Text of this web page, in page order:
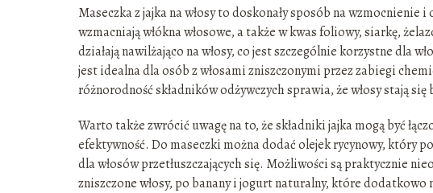
Maseczka z jajka na włosy to doskonały sposób na
wzmacniają włókna włosowe, a także w kwas foliowy, siarkę,
działają nawilżająco na włosy, co jest szczególnie korzystne dla
jest idealna dla osób z włosami zniszczonymi przez zabiegi
różnorodność składników odżywczych sprawia, że włosy stają
Warto także zwrócić uwagę na to, że składniki jajka mogą być
efektywność. Do maseczki można dodać olejek rycynowy, który
dla włosów przetłuszczających się. Możliwości są praktycznie
zniszczone włosy, po banany i jogurt naturalny, które dodatkowo